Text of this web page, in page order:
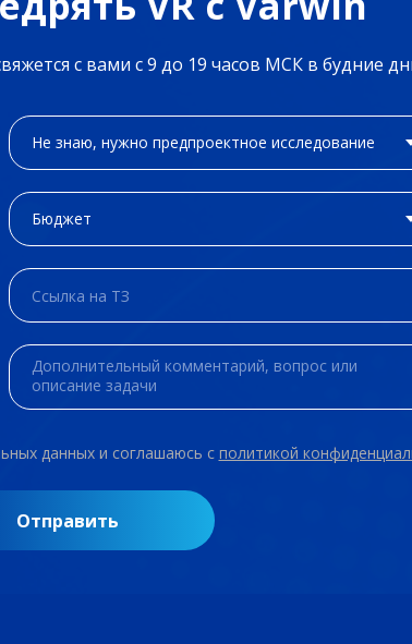
с вами с 9 до 19 часов МСК в будние
данных и соглашаюсь c политикой
Отправить